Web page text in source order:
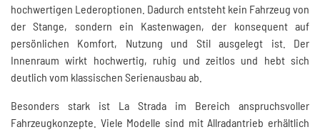
hochwertigen Lederoptionen. Dadurch entsteht kein Fahrzeug von
der Stange, sondern ein Kastenwagen, der konsequent auf
persönlichen Komfort, Nutzung und Stil ausgelegt ist. Der
Innenraum wirkt hochwertig, ruhig und zeitlos und hebt sich
deutlich vom klassischen Serienausbau ab.
Besonders stark ist La Strada im Bereich anspruchsvoller
Fahrzeugkonzepte. Viele Modelle sind mit Allradantrieb erhältlich